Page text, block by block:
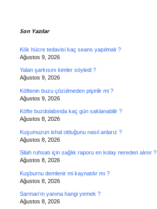
Son Yazılar
Kök hücre tedavisi kaç seans yapılmalı ?
Ağustos 9, 2026
Yalan şarkısını kimler söyledi ?
Ağustos 9, 2026
Köftenin buzu çözülmeden pişirilir mi ?
Ağustos 9, 2026
Köfte buzdolabında kaç gün saklanabilir ?
Ağustos 8, 2026
Kuşumuzun ishal olduğunu nasıl anlarız ?
Ağustos 8, 2026
Silah ruhsatı için sağlık raporu en kolay nereden alınır ?
Ağustos 8, 2026
Kuşburnu demlenir mi kaynatılır mı ?
Ağustos 8, 2026
Sarman’ın yanına hangi yemek ?
Ağustos 8, 2026